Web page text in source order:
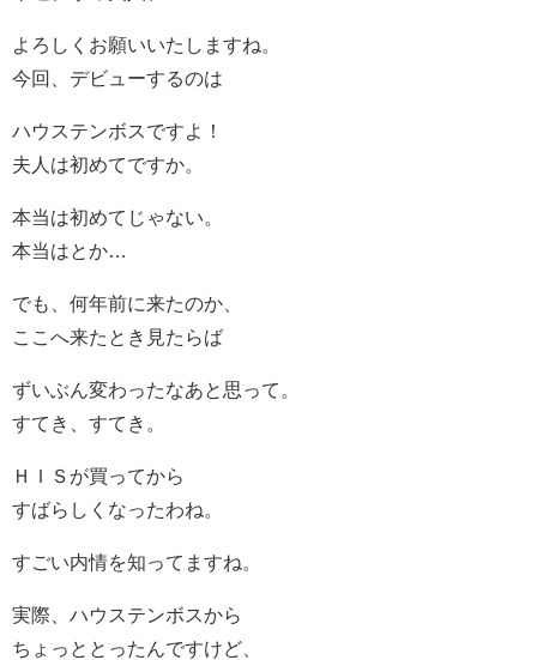
よろしくお願いいたしますね。
今回、デビューするのは
ハウステンボスですよ！
夫人は初めてですか。
本当は初めてじゃない。
本当はとか…
でも、何年前に来たのか、
ここへ来たとき見たらば
ずいぶん変わったなあと思って。
すてき、すてき。
ＨＩＳが買ってから
すばらしくなったわね。
すごい内情を知ってますね。
実際、ハウステンボスから
ちょっととったんですけど、